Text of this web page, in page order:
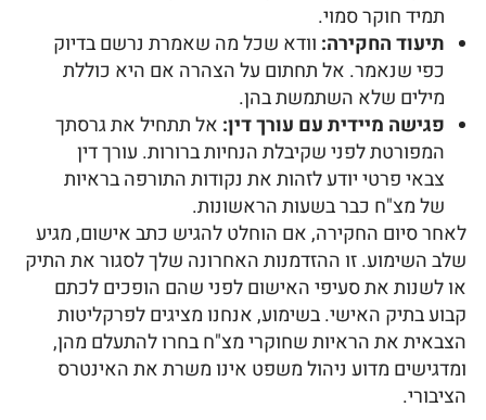
תמיד חוקר סמוי.
תיעוד החקירה: וודא שכל מה שאמרת נרשם בדיוק
כפי שנאמר. אל תחתום על הצהרה אם היא כוללת
מילים שלא השתמשת בהן.
פגישה מיידית עם עורך דין: אל תתחיל את גרסתך
המפורטת לפני שקיבלת הנחיות ברורות. עורך דין
צבאי פרטי יודע לזהות את נקודות התורפה בראיות
של מצ"ח כבר בשעות הראשונות.
לאחר סיום החקירה, אם הוחלט להגיש כתב אישום, מגיע
שלב השימוע. זו ההזדמנות האחרונה שלך לסגור את התיק
או לשנות את סעיפי האישום לפני שהם הופכים לכתם
קבוע בתיק האישי. בשימוע, אנחנו מציגים לפרקליטות
הצבאית את הראיות שחוקרי מצ"ח בחרו להתעלם מהן,
ומדגישים מדוע ניהול משפט אינו משרת את האינטרס
הציבורי.